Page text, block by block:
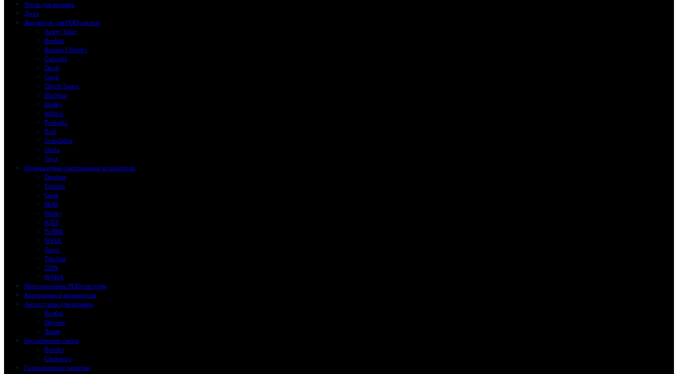
Уголь для кальяна
Доха
Жидкости для POD-систем
Angry Vape
Boshki
Brusko Chubby
Catswill
Duall
Gang
Glitch Sauce
HotSpot
Husky
Inflave
Podonki
Rell
Scandalist
Skala
Toyz
Одноразовые электронные испарители
Dragbar
Fummo
Gang
HQD
Husky
IGET
PuffMi
SOAK
Swog
Tikobar
UDN
WAKA
Многоразовые POD-системы
Картриджи и испарители
Аксессуары для кальяна
Колбы
Прочее
Чаши
Бестабачные смеси
Brusko
Chabacco
Газированные напитки